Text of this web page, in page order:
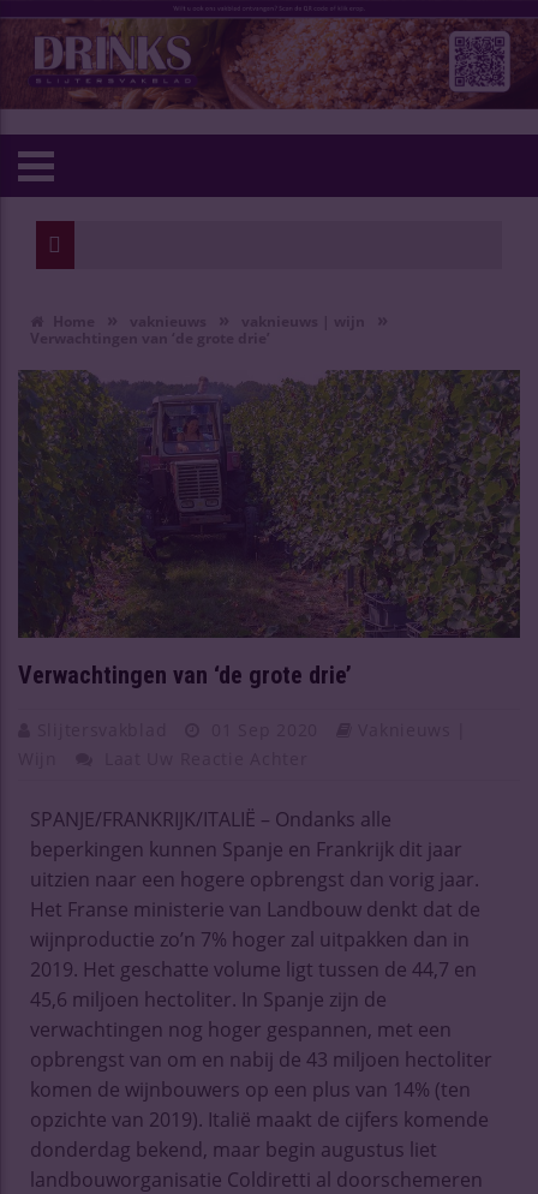
Verwachtingen van ‘de grote drie’
SPANJE/FRANKRIJK/ITALIË – Ondanks alle
beperkingen kunnen Spanje en Frankrijk dit jaar
uitzien naar een hogere opbrengst dan vorig jaar.
Het Franse ministerie van Landbouw denkt dat de
wijnproductie zo’n 7% hoger zal uitpakken dan in
2019. Het geschatte volume ligt tussen de 44,7 en
45,6 miljoen hectoliter. In Spanje zijn de
verwachtingen nog hoger gespannen, met een
opbrengst van om en nabij de 43 miljoen hectoliter
komen de wijnbouwers op een plus van 14% (ten
opzichte van 2019). Italië maakt de cijfers komende
donderdag bekend, maar begin augustus liet
landbouworganisatie Coldiretti al doorschemeren